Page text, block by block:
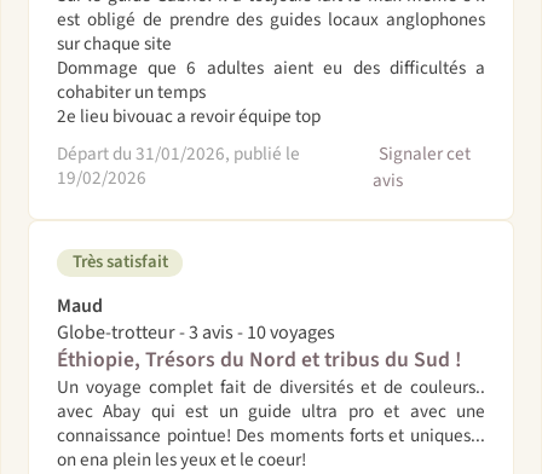
est obligé de prendre des guides locaux anglophones
sur chaque site
Dommage que 6 adultes aient eu des difficultés a
cohabiter un temps
2e lieu bivouac a revoir équipe top
Départ du 31/01/2026, publié le
19/02/2026
Signaler cet
avis
Très satisfait
Maud
Globe-trotteur - 3 avis - 10 voyages
Éthiopie, Trésors du Nord et tribus du Sud !
Un voyage complet fait de diversités et de couleurs..
avec Abay qui est un guide ultra pro et avec une
connaissance pointue! Des moments forts et uniques...
on ena plein les yeux et le coeur!